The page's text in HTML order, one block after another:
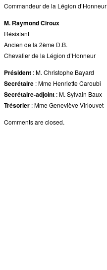
Commandeur de la Légion d’Honneur
M. Raymond Ciroux
Résistant
Ancien de la 2ème D.B.
Chevalier de la Légion d’Honneur
Président : M. Christophe Bayard
Secrétaire : Mme Henriette Caroubi
Secrétaire-adjoint : M. Sylvain Baux
Trésorier : Mme Geneviève Virlouvet
Comments are closed.